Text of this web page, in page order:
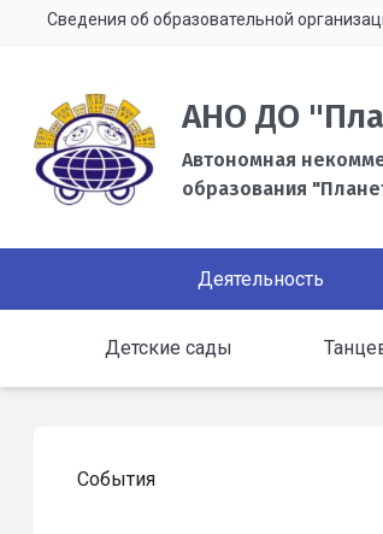
Сведения об образовательной
АНО ДО
Автономная
образования
Деятельность
Детские сады
События